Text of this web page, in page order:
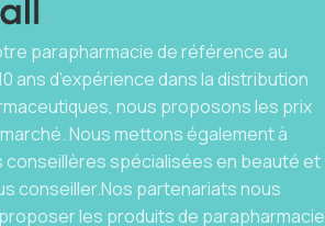
parapharmacie de référence au
ans d’expérience dans la distribution
nous proposons les prix
Nous mettons également à
spécialisées en beauté et
conseiller.Nos partenariats nous
les produits de parapharmacie